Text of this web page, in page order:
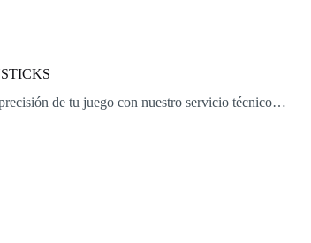
de tu juego con nuestro servicio técnico…